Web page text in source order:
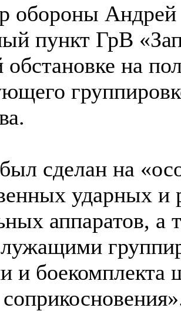
обороны Андрей
пункт ГрВ
на
сделан на
ударных и
аппаратов,
и